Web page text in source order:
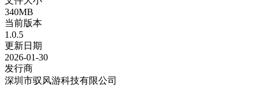
340MB
当前版本
1.0.5
更新日期
2026-01-30
发行商
深圳市驭风游科技有限公司